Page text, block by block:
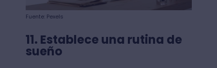
Fuente: Pexels
11. Establece una rutina de
sueño